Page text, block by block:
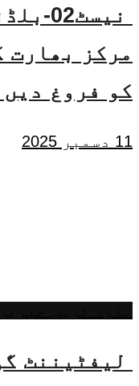
مرکز بھارت
کو فروغ
11 دسمبر 2025
لیفٹیننٹ